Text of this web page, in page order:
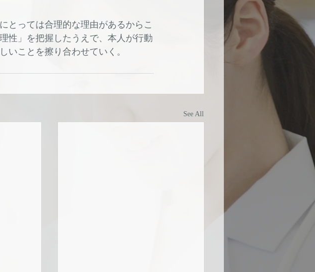
とっては合理的な理由があるからこ
性」を把握したうえで、本人が行動
いことを擦り合わせていく。
See All